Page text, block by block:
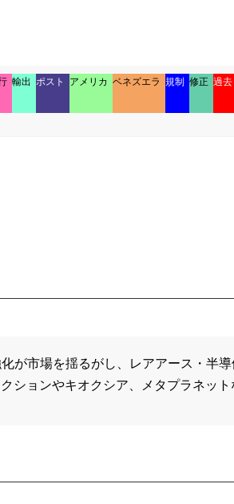
輸出 ポスト アメリカ ベネズエラ 規制 修正 過去
が市場を揺るがし、レアアース・半
ションやキオクシア、メタプラネット